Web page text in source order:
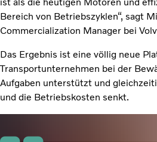
Bereich von Betriebszyklen“, sagt
Commercialization Manager bei
Das Ergebnis ist eine völlig neue
Transportunternehmen bei der
Aufgaben unterstützt und
und die Betriebskosten senkt.